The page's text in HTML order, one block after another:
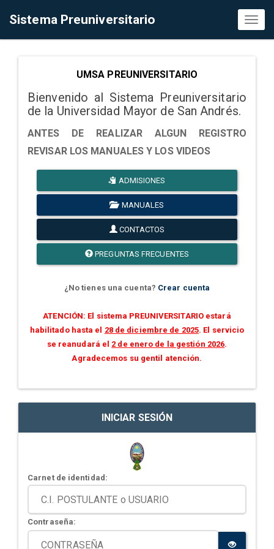
Sistema Preuniversitario
UMSA PREUNIVERSITARIO
Bienvenido al Sistema Preuniversitario
de la Universidad Mayor de San Andrés.
ANTES DE REALIZAR ALGUN REGISTRO
REVISAR LOS MANUALES Y LOS VIDEOS
ADMISIONES
MANUALES
CONTACTOS
PREGUNTAS FRECUENTES
¿No tienes una cuenta? Crear cuenta
ATENCIÓN: El sistema PREUNIVERSITARIO estará
habilitado hasta el 28 de diciembre de 2025. El servicio
se reanudará el 2 de enero de la gestión 2026.
Agradecemos su gentil atención.
INICIAR SESIÓN
Carnet de identidad:
Contraseña: